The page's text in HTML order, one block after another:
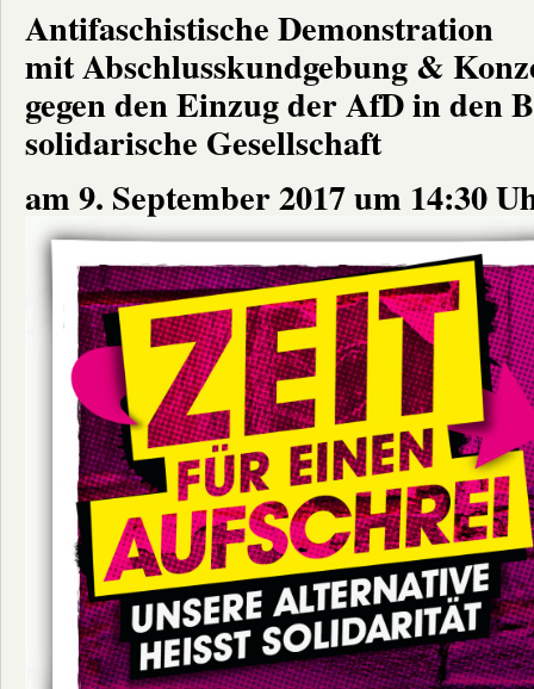
Antifaschistische Demonstration
mit Abschlusskundgebung &
gegen den Einzug der AfD in den
solidarische Gesellschaft
am 9. September 2017um 14:30